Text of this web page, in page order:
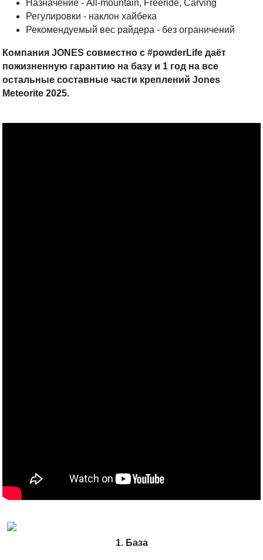
Назначение - All-mountain, Freeride, Carving
Регулировки - наклон хайбека
Рекомендуемый вес райдера - без ограничений
Компания JONES совместно с #powderLife даёт
пожизненную гарантию на базу и 1 год на все
остальные составные части креплений Jones
Meteorite 2025.
1. База